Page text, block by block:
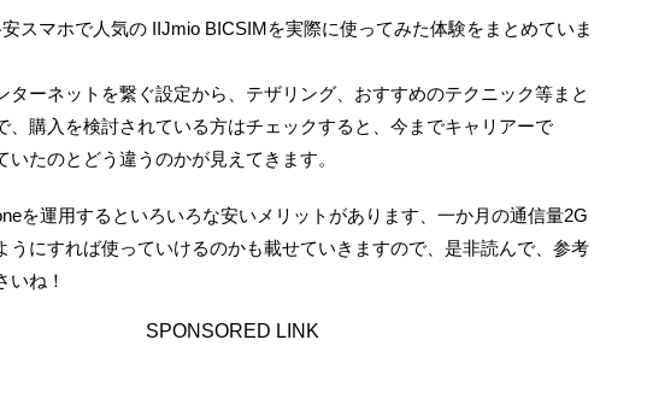
スマホで人気の IIJmio BICSIMを実際に使ってみた体験をまとめていま
ターネットを繋ぐ設定から、テザリング、おすすめのテクニック等まと
、購入を検討されている方はチェックすると、今までキャリアーで
いたのとどう違うのかが見えてきます。
を運用するといろいろな安いメリットがあります、一か月の通信量2G
うにすれば使っていけるのかも載せていきますので、是非読んで、参考
いね！
SPONSORED LINK